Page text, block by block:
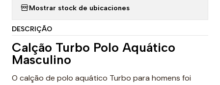
Mostrar stock de ubicaciones
DESCRIÇÃO
Calção Turbo Polo Aquático
Masculino
O calção de polo aquático Turbo para homens foi